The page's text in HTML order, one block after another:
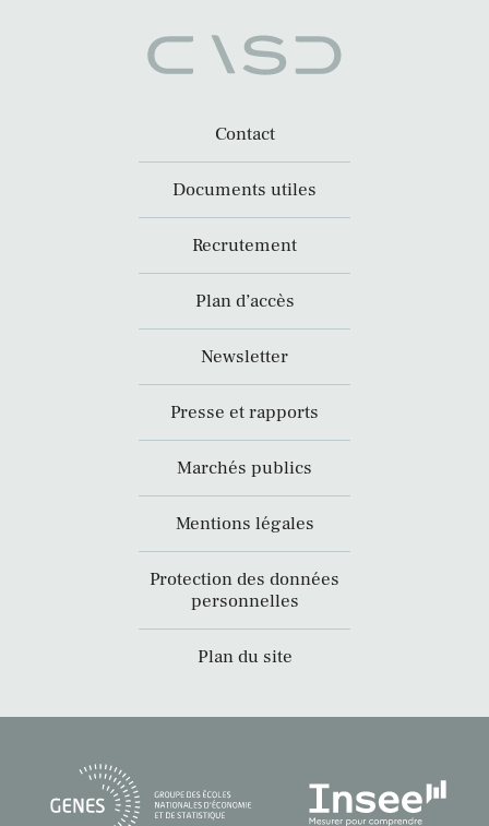
Contact
Documents utiles
Recrutement
Plan d’accès
Newsletter
Presse et rapports
Marchés publics
Mentions légales
Protection des données
personnelles
Plan du site